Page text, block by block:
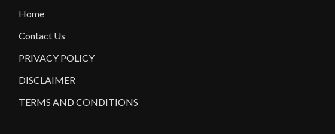
Home
Contact Us
PRIVACY POLICY
DISCLAIMER
TERMS AND CONDITIONS